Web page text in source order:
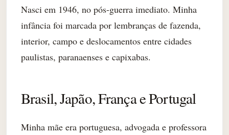
Nasci em 1946, no pós-guerra imediato. Minha
infância foi marcada por lembranças de fazenda,
interior, campo e deslocamentos entre cidades
paulistas, paranaenses e capixabas.
Brasil, Japão, França e Portugal
Minha mãe era portuguesa, advogada e professora